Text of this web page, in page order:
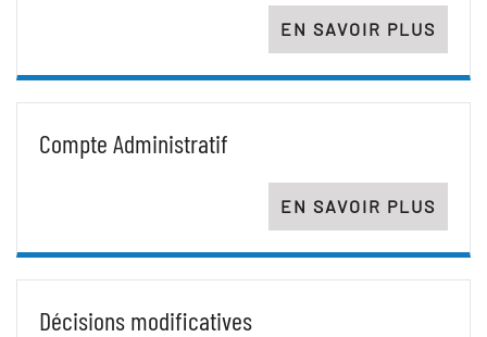
EN SAVOIR PLUS
Compte Administratif
EN SAVOIR PLUS
Décisions modificatives